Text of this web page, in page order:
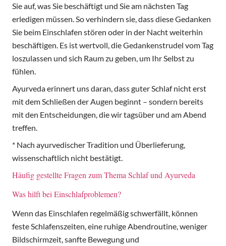
Sie auf, was Sie beschäftigt und Sie am nächsten Tag
erledigen müssen. So verhindern sie, dass diese Gedanken
Sie beim Einschlafen stören oder in der Nacht weiterhin
beschäftigen. Es ist wertvoll, die Gedankenstrudel vom Tag
loszulassen und sich Raum zu geben, um Ihr Selbst zu
fühlen.
Ayurveda erinnert uns daran, dass guter Schlaf nicht erst
mit dem Schließen der Augen beginnt – sondern bereits
mit den Entscheidungen, die wir tagsüber und am Abend
treffen.
* Nach ayurvedischer Tradition und Überlieferung,
wissenschaftlich nicht bestätigt.
Häufig gestellte Fragen zum Thema Schlaf und Ayurveda
Was hilft bei Einschlafproblemen?
Wenn das Einschlafen regelmäßig schwerfällt, können
feste Schlafenszeiten, eine ruhige Abendroutine, weniger
Bildschirmzeit, sanfte Bewegung und